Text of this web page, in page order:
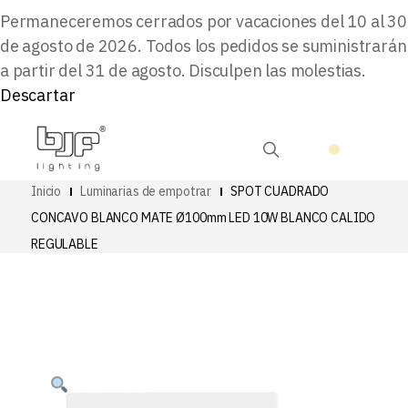
Permaneceremos cerrados por vacaciones del 10 al 30
de agosto de 2026. Todos los pedidos se suministrarán
a partir del 31 de agosto. Disculpen las molestias.
Descartar
Inicio Luminarias de empotrar
SPOT CUADRADO
CONCAVO BLANCO MATE Ø100mm LED 10W BLANCO CALIDO
REGULABLE